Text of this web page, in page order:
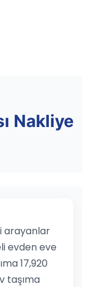
Nakliye
arayanlar
evden eve
17,920
taşıma